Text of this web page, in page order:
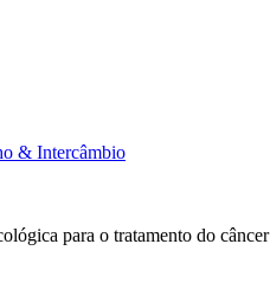
& Intercâmbio
para o tratamento do câncer